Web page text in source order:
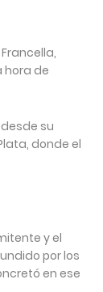
hora de
su
donde el
y el
por los
en ese